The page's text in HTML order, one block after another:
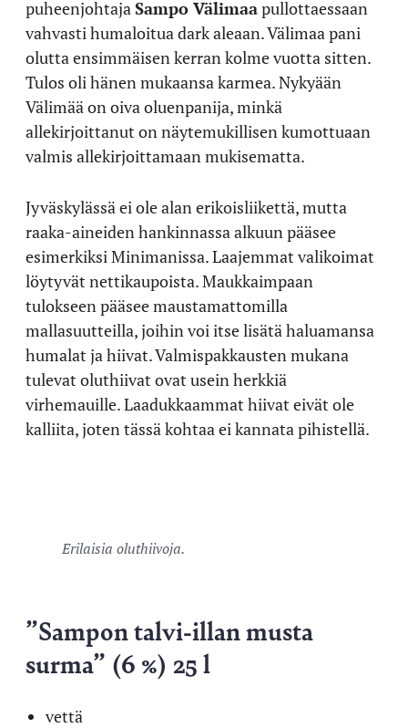
puheenjohtaja Sampo Välimaapullottaessaan
vahvasti humaloitua dark aleaan. Välimaa pani
olutta ensimmäisen kerran kolme vuotta sitten.
Tulos oli hänen mukaansa karmea. Nykyään
Välimää on oiva oluenpanija, minkä
allekirjoittanut on näytemukillisen kumottuaan
valmis allekirjoittamaan mukisematta.
Jyväskylässä ei ole alan erikoisliikettä, mutta
raaka-aineiden hankinnassa alkuun pääsee
esimerkiksi Minimanissa. Laajemmat valikoimat
löytyvät nettikaupoista. Maukkaimpaan
tulokseen pääsee maustamattomilla
mallasuutteilla, joihin voi itse lisätä haluamansa
humalat ja hiivat. Valmispakkausten mukana
tulevat oluthiivat ovat usein herkkiä
virhemauille. Laadukkaammat hiivat eivät ole
kalliita, joten tässä kohtaa ei kannata pihistellä.
Erilaisia oluthiivoja.
”Sampon talvi-illan musta
surma” (6 %) 25 l
vettä